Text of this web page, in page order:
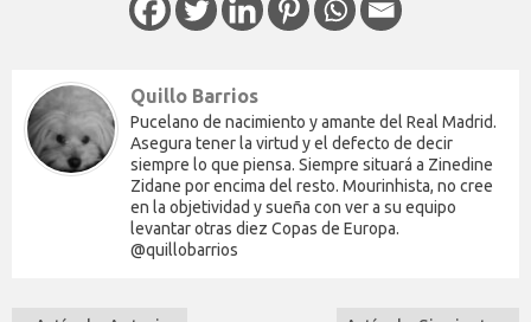
Quillo Barrios
Pucelano de nacimiento y amante del Real Madrid.
Asegura tener la virtud y el defecto de decir
siempre lo que piensa. Siempre situará a Zinedine
Zidane por encima del resto. Mourinhista, no cree
en la objetividad y sueña con ver a su equipo
levantar otras diez Copas de Europa.
@quillobarrios